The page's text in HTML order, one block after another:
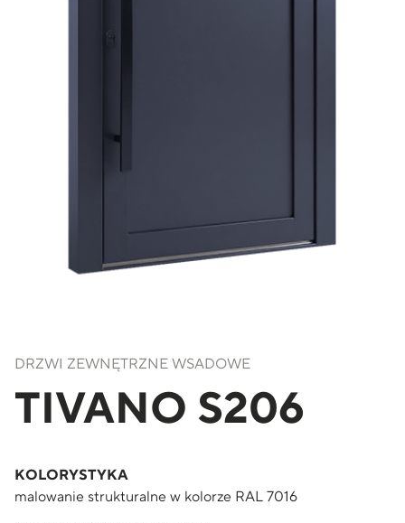
DRZWI ZEWNĘTRZNE WSADOWE
TIVANO S206
KOLORYSTYKA
malowanie strukturalne w kolorze RAL 7016